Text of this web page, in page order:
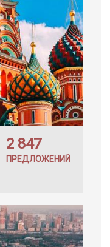
2 847
ПРЕДЛОЖЕНИЙ